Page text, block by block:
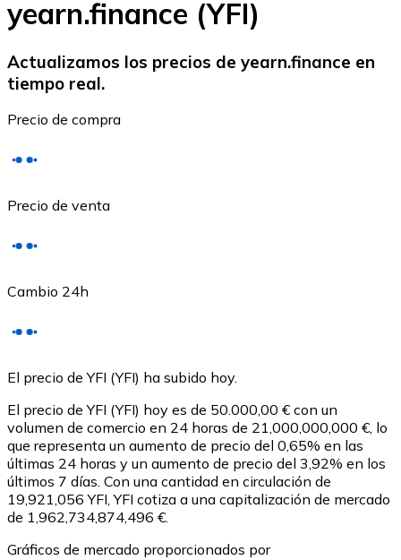
Ethereum
ETH
USDC
yearn.finance (YFI)
Actualizamos los precios de yearn.finance en
tiempo real.
Precio de compra
Precio de venta
Cambio 24h
El precio de YFI (YFI) ha subido hoy.
El precio de YFI (YFI) hoy es de 50.000,00 € con un
volumen de comercio en 24 horas de 21,000,000,000 €, lo
que representa un aumento de precio del 0,65% en las
últimas 24 horas y un aumento de precio del 3,92% en los
últimos 7 días. Con una cantidad en circulación de
19,921,056 YFI, YFI cotiza a una capitalización de mercado
de 1,962,734,874,496 €.
Gráficos de mercado proporcionados por